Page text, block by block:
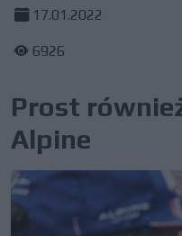
17.01.2022
6926
Prost
Alpine